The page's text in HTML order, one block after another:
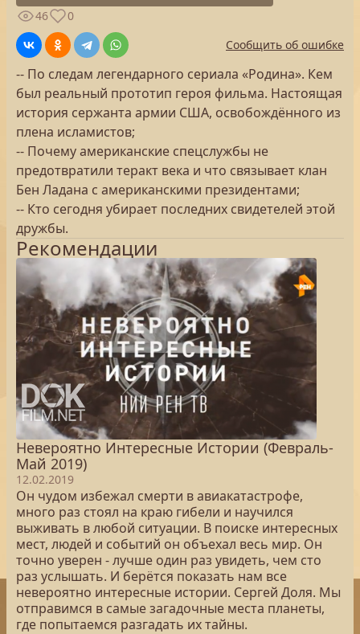
46
0
Сообщить об ошибке
-- По следам легендарного сериала «Родина». Кем
был реальный прототип героя фильма. Настоящая
история сержанта армии США, освобождённого из
плена исламистов;
-- Почему американские спецслужбы не
предотвратили теракт века и что связывает клан
Бен Ладана с американскими президентами;
-- Кто сегодня убирает последних свидетелей этой
дружбы.
Рекомендации
Невероятно Интересные Истории (Февраль-
Май 2019)
12.02.2019
Он чудом избежал смерти в авиакатастрофе,
много раз стоял на краю гибели и научился
выживать в любой ситуации. В поиске интересных
мест, людей и событий он объехал весь мир. Он
точно уверен - лучше один раз увидеть, чем сто
раз услышать. И берётся показать нам все
невероятно интересные истории. Сергей Доля. Мы
отправимся в самые загадочные места планеты,
где попытаемся разгадать их тайны.